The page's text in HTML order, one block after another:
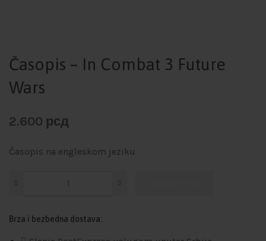
Časopis – In Combat 3 Future
Wars
2.600 рсд
Časopis na engleskom jeziku
Brza i bezbedna dostava: